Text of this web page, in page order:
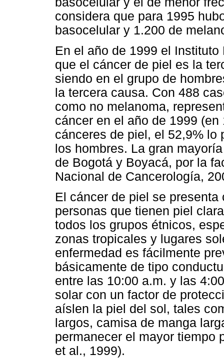
considera que para 1995
basocelular y 1.200 de
En el año de 1999 el
que el cáncer de piel es la
siendo en el grupo de
la tercera causa. Con 488
como no melanoma,
cáncer en el año de 1999
cánceres de piel, el 52,9% lo
los hombres. La gran
de Bogotá y Boyacá, por la
Nacional de Cancerología,
El cáncer de piel se
personas que tienen piel
todos los grupos étnicos,
zonas tropicales y lugares
enfermedad es fácilmente
básicamente de tipo
entre las 10:00 a.m. y las
solar con un factor de
aíslen la piel del sol, tales
largos, camisa de manga
permanecer el mayor tiempo
et al., 1999).